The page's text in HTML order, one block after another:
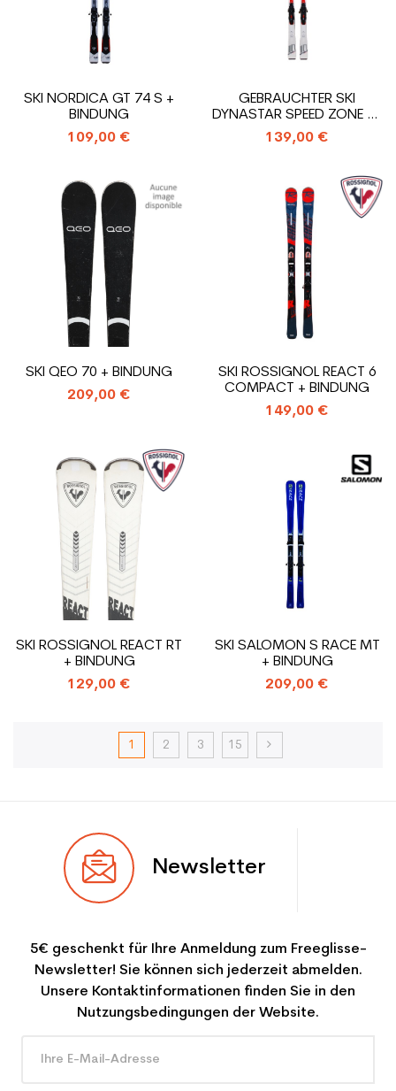
SKI NORDICA GT 74 S +
BINDUNG
109,00 €
GEBRAUCHTER SKI
DYNASTAR SPEED ZONE 10
TI + BINDUNGEN
139,00 €
SKI QEO 70 + BINDUNG
209,00 €
SKI ROSSIGNOL REACT 6
COMPACT + BINDUNG
149,00 €
SKI ROSSIGNOL REACT RT
+ BINDUNG
129,00 €
SKI SALOMON S RACE MT
+ BINDUNG
209,00 €
1 2 3 15
Newsletter
5€ geschenkt für Ihre Anmeldung zum Freeglisse-
Newsletter! Sie können sich jederzeit abmelden.
Unsere Kontaktinformationen finden Sie in den
Nutzungsbedingungen der Website.